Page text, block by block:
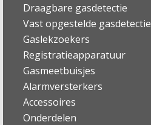
Draagbare gasdetectie
Vast opgestelde gasdetectie
Gaslekzoekers
Registratieapparatuur
Gasmeetbuisjes
Alarmversterkers
Accessoires
Onderdelen